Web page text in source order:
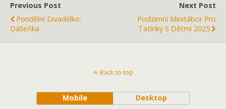
Previous Post
Pondělní Divadélko:
Dášeňka
Next Post
Podzimní Minitábor Pro
Tatínky S Dětmi 2025
Back to top
Mobile Desktop